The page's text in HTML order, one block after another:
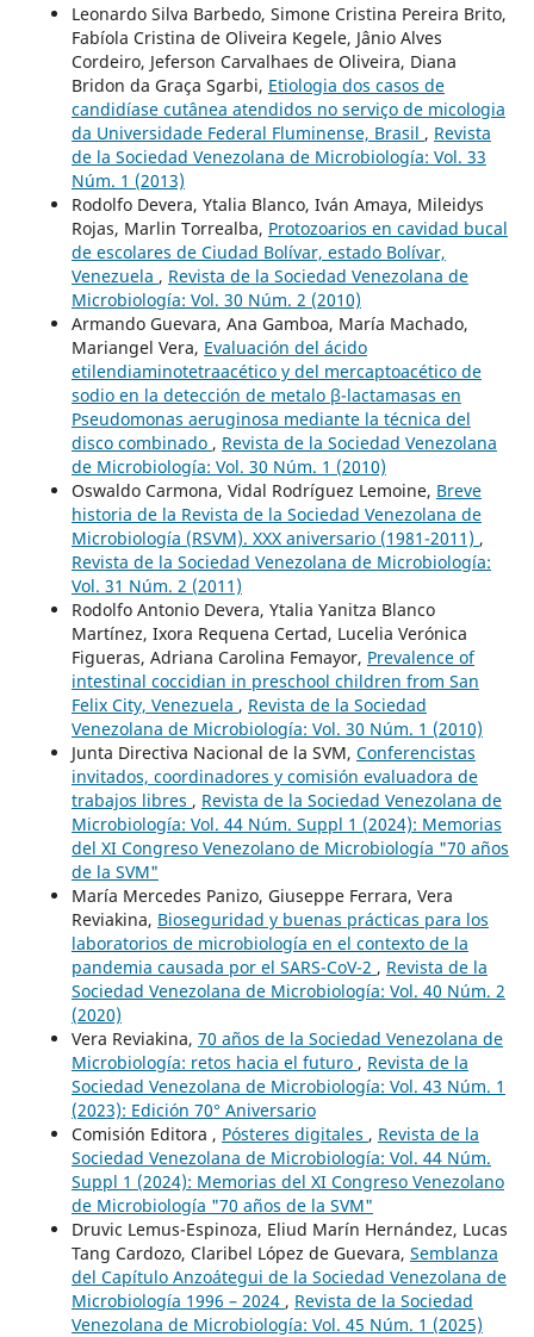
Leonardo Silva Barbedo, Simone Cristina Pereira Brito,
Fabíola Cristina de Oliveira Kegele, Jânio Alves
Cordeiro, Jeferson Carvalhaes de Oliveira, Diana
Bridon da Graça Sgarbi, Etiologia dos casos de
candidíase cutânea atendidos no serviço de micologia
da Universidade Federal Fluminense, Brasil , Revista
de la Sociedad Venezolana de Microbiología: Vol. 33
Núm. 1 (2013)
Rodolfo Devera, Ytalia Blanco, Iván Amaya, Mileidys
Rojas, Marlin Torrealba, Protozoarios en cavidad bucal
de escolares de Ciudad Bolívar, estado Bolívar,
Venezuela , Revista de la Sociedad Venezolana de
Microbiología: Vol. 30 Núm. 2 (2010)
Armando Guevara, Ana Gamboa, María Machado,
Mariangel Vera, Evaluación del ácido
etilendiaminotetraacético y del mercaptoacético de
sodio en la detección de metalo β-lactamasas en
Pseudomonas aeruginosa mediante la técnica del
disco combinado , Revista de la Sociedad Venezolana
de Microbiología: Vol. 30 Núm. 1 (2010)
Oswaldo Carmona, Vidal Rodríguez Lemoine, Breve
historia de la Revista de la Sociedad Venezolana de
Microbiología (RSVM). XXX aniversario (1981-2011) ,
Revista de la Sociedad Venezolana de Microbiología:
Vol. 31 Núm. 2 (2011)
Rodolfo Antonio Devera, Ytalia Yanitza Blanco
Martínez, Ixora Requena Certad, Lucelia Verónica
Figueras, Adriana Carolina Femayor, Prevalence of
intestinal coccidian in preschool children from San
Felix City, Venezuela , Revista de la Sociedad
Venezolana de Microbiología: Vol. 30 Núm. 1 (2010)
Junta Directiva Nacional de la SVM, Conferencistas
invitados, coordinadores y comisión evaluadora de
trabajos libres , Revista de la Sociedad Venezolana de
Microbiología: Vol. 44 Núm. Suppl 1 (2024): Memorias
del XI Congreso Venezolano de Microbiología "70 años
de la SVM"
María Mercedes Panizo, Giuseppe Ferrara, Vera
Reviakina, Bioseguridad y buenas prácticas para los
laboratorios de microbiología en el contexto de la
pandemia causada por el SARS-CoV-2 , Revista de la
Sociedad Venezolana de Microbiología: Vol. 40 Núm. 2
(2020)
Vera Reviakina, 70 años de la Sociedad Venezolana de
Microbiología: retos hacia el futuro , Revista de la
Sociedad Venezolana de Microbiología: Vol. 43 Núm. 1
(2023): Edición 70° Aniversario
Comisión Editora , Pósteres digitales , Revista de la
Sociedad Venezolana de Microbiología: Vol. 44 Núm.
Suppl 1 (2024): Memorias del XI Congreso Venezolano
de Microbiología "70 años de la SVM"
Druvic Lemus-Espinoza, Eliud Marín Hernández, Lucas
Tang Cardozo, Claribel López de Guevara, Semblanza
del Capítulo Anzoátegui de la Sociedad Venezolana de
Microbiología 1996 – 2024 , Revista de la Sociedad
Venezolana de Microbiología: Vol. 45 Núm. 1 (2025)